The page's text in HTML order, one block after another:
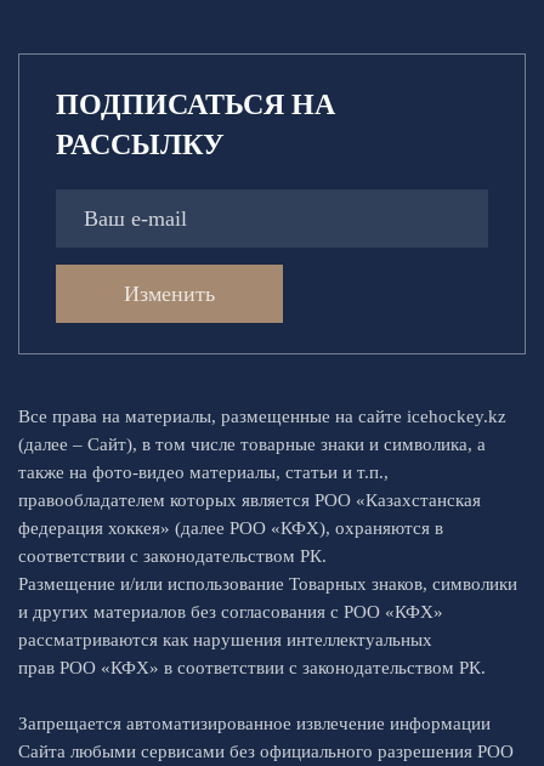
ПОДПИСАТЬСЯ НА
РАССЫЛКУ
Изменить
Все права на материалы, размещенные на сайте icehockey.kz
(далее – Сайт), в том числе товарные знаки и символика, а
также на фото-видео материалы, статьи и т.п.,
правообладателем которых является РОО «Казахстанская
федерация хоккея» (далее РОО «КФХ), охраняются в
соответствии с законодательством РК.
Размещение и/или использование Товарных знаков, символики
и других материалов без согласования с РОО «КФХ»
рассматриваются как нарушения интеллектуальных
прав РОО «КФХ» в соответствии с законодательством РК.
Запрещается автоматизированное извлечение информации
Сайта любыми сервисами без официального разрешения РОО